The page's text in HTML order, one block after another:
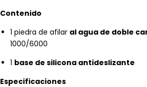
Contenido
1 piedra de afilar al agua de doble
1000/6000
1 base de silicona antideslizante
Especificaciones